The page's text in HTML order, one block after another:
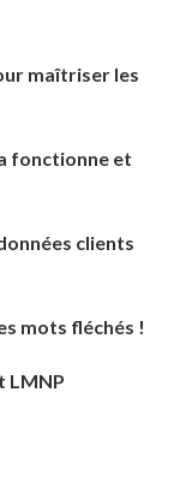
maîtriser les
fonctionne et
clients
mots fléchés !
LMNP